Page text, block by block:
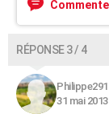
RÉPONSE 3 / 4
31 mai